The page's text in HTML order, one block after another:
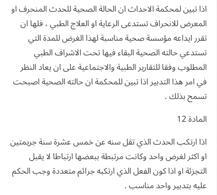
اذا تبين لمحكمة الاحداث ان الحالة الصحية للحدث المنحرف او
المعرض للانحراف تستدعى الرعاية او العلاج الطبي ، فلها ان
تقرر ايداعه مؤسسة صحية مناسبة لهذا الغرض للمدة التي
تستدعي حالته الصحية البقاء فيها تحت الاشراف الطبي
المطلوب وفقا للتقارير الطبية والاجتماعية على ان يعاد النظر
في امر هذا التدبير اذا تبين للمحكمة ان حالته الصحية اصبحت
تسمح بذلك .
المادة 12
اذا ارتكب الحدث الذي تقل سنه عن خمس عشرة سنة جريمتين
او اكثر لغرض واحد وكانت مرتبطة ببعضها ارتباطا لا يقبل
التجزئة او اذا كون الفعل الذي ارتكبه جرائم متعددة وجب الحكم
عليه بتدبير واحد مناسب .